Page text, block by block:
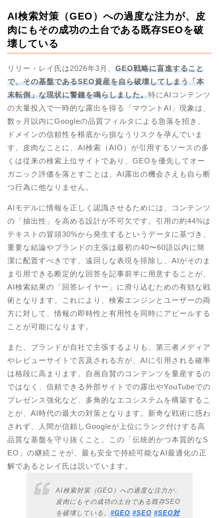
AI検索対策（GEO）への過度な注力が、皮
肉にもその成功の土台である既存SEOを破
壊している
リリー・レイ氏は2026年3月、 GEO戦略に盲進すること
で、その基盤であるSEO資産を自ら破壊してしまう「本
末転倒」な現状に警鐘を鳴らしました。特にAIコンテンツ
の大量投入で一時的な露出を得る「マウントAI」現象は、
数ヶ月以内にGoogleの品質フィルタによる急落を招き、
ドメインの信頼性を根底から損なうリスクを孕んでいま
す。皮肉なことに、AI検索（AIO）が引用するソースの多
くは従来の検索上位サイトであり、GEOを優先してオー
ガニック評価を落とすことは、AI露出の機会さえも自ら断
つ行為に他なりません。
AIモデルに情報を正しく認識させるためには、コンテンツ
の「抽出性」を高める設計が不可欠です。引用の約44%は
テキストの冒頭30%から発生するというデータに基づき、
重要な結論やブランドの主張は最初の40〜60語以内に簡
潔に配置すべきです。遠回しな表現を排除し、AIがそのま
ま引用できる断定的な回答を記事前半に用意することが、
AI検索結果の「回答レイヤー」に滑り込むための有効な戦
術となります。これにより、検索エンジンとユーザーの両
方に対して、情報の即時性と有用性を同時にアピールする
ことが可能になります。
また、ブランドが自社で主張するよりも、第三者メディア
やレビューサイトで言及される方が、AIに引用される確率
は格段に高まります。自画自賛のコンテンツを量産するの
ではなく、信頼できる外部サイトでの露出やYouTubeでの
プレゼンス強化など、多角的なエコシステムを構築するこ
とが、AI時代の最大の対策となります。新奇な戦術に惑わ
されず、人間が信頼しGoogleが上位にランク付けする高
品質な基盤を守り抜くこと。この「伝統的かつ本質的なS
EO」の継続こそが、最も安全で持続可能なAI最適化の正
解であるとレイ氏は説いています。
AI検索対策（GEO）への過度な注力が、
皮肉にもその成功の土台である既存SEO
を破壊している。 #GEO #SEO #SEO対